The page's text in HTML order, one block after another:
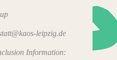
leipzig.de
Information: